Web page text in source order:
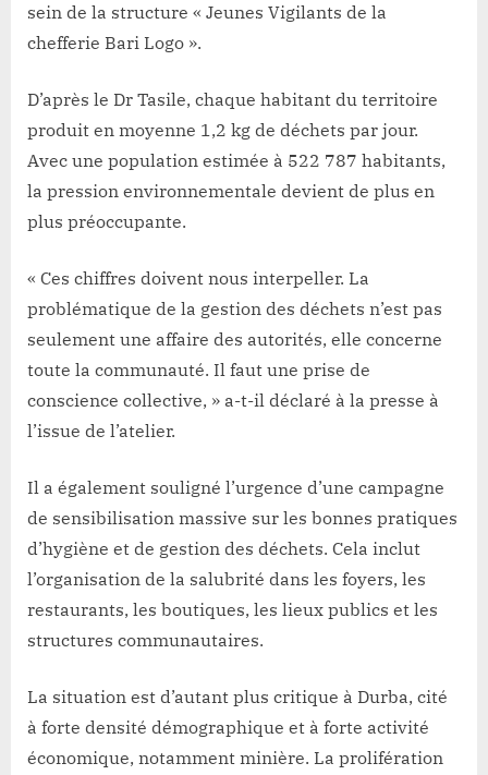
sein de la structure « Jeunes Vigilants de la
chefferie Bari Logo ».
D’après le Dr Tasile, chaque habitant du territoire
produit en moyenne 1,2 kg de déchets par jour.
Avec une population estimée à 522 787 habitants,
la pression environnementale devient de plus en
plus préoccupante.
« Ces chiffres doivent nous interpeller. La
problématique de la gestion des déchets n’est pas
seulement une affaire des autorités, elle concerne
toute la communauté. Il faut une prise de
conscience collective, » a-t-il déclaré à la presse à
l’issue de l’atelier.
Il a également souligné l’urgence d’une campagne
de sensibilisation massive sur les bonnes pratiques
d’hygiène et de gestion des déchets. Cela inclut
l’organisation de la salubrité dans les foyers, les
restaurants, les boutiques, les lieux publics et les
structures communautaires.
La situation est d’autant plus critique à Durba, cité
à forte densité démographique et à forte activité
économique, notamment minière. La prolifération